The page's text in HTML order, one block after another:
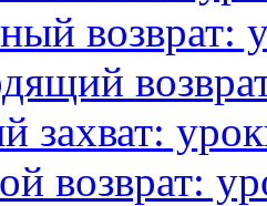
возврат:
захват:
возврат: